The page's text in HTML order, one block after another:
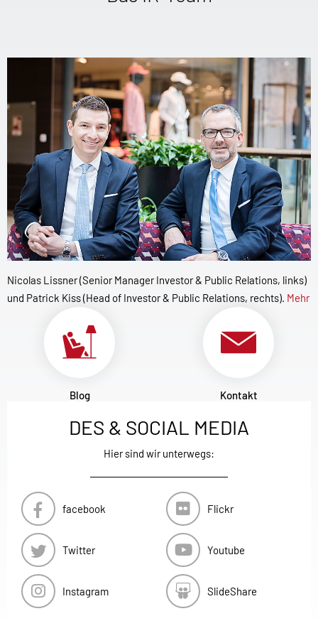
Nicolas Lissner (Senior Manager Investor & Public Relations, links)
und Patrick Kiss (Head of Investor & Public Relations, rechts). Mehr
Blog Kontakt
DES & SOCIAL MEDIA
Hier sind wir unterwegs:
facebook
Twitter
Instagram
Flickr
Youtube
SlideShare